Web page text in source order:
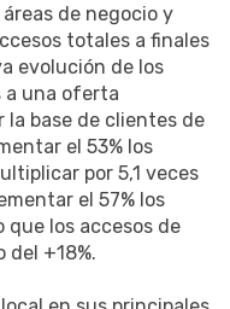
de negocio y
totales a finales
evolución de los
a una oferta
base de clientes de
el 53% los
por 5,1 veces
el 57% los
que los accesos de
+18%.